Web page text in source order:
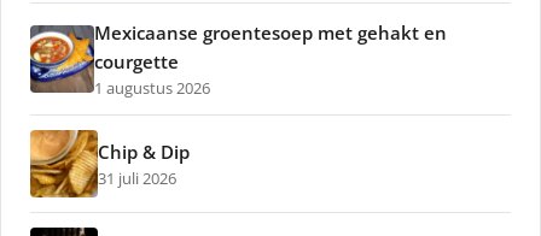
Mexicaanse groentesoep met gehakt en
courgette
1 augustus 2026
Chip & Dip
31 juli 2026